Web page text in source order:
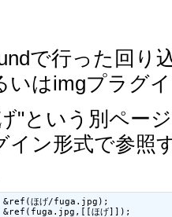
で行った回り
いはimgプラグ
"という別ペー
イン形式で参照
ほげ/fuga.jpg);
&ref(fuga.jpg,[[ほげ]]);